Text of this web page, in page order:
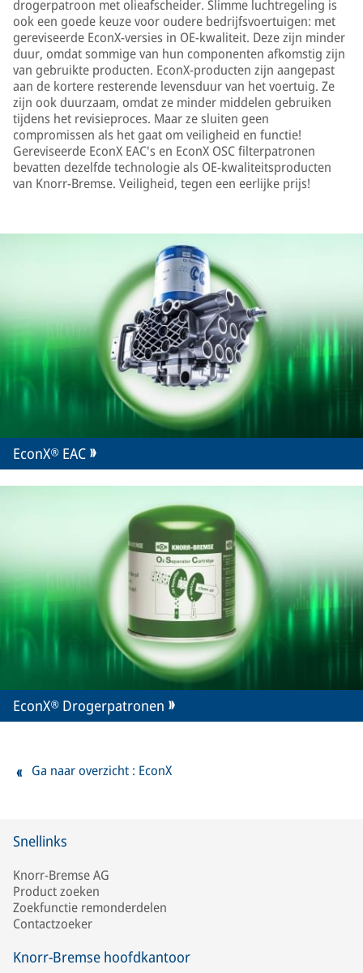
drogerpatroon met olieafscheider. Slimme luchtregeling is
ook een goede keuze voor oudere bedrijfsvoertuigen: met
gereviseerde EconX-versies in OE-kwaliteit. Deze zijn minder
duur, omdat sommige van hun componenten afkomstig zijn
van gebruikte producten. EconX-producten zijn aangepast
aan de kortere resterende levensduur van het voertuig. Ze
zijn ook duurzaam, omdat ze minder middelen gebruiken
tijdens het revisieproces. Maar ze sluiten geen
compromissen als het gaat om veiligheid en functie!
Gereviseerde EconX EAC's en EconX OSC filterpatronen
bevatten dezelfde technologie als OE-kwaliteitsproducten
van Knorr-Bremse. Veiligheid, tegen een eerlijke prijs!
EconX® EAC
EconX® Drogerpatronen
Ga naar overzicht : EconX
Snellinks
Knorr-Bremse AG
Product zoeken
Zoekfunctie remonderdelen
Contactzoeker
Knorr-Bremse hoofdkantoor